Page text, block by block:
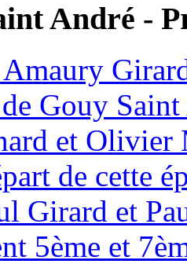
André -
Amaury
Gouy
et Olivier
de cette
Girard et
5ème et